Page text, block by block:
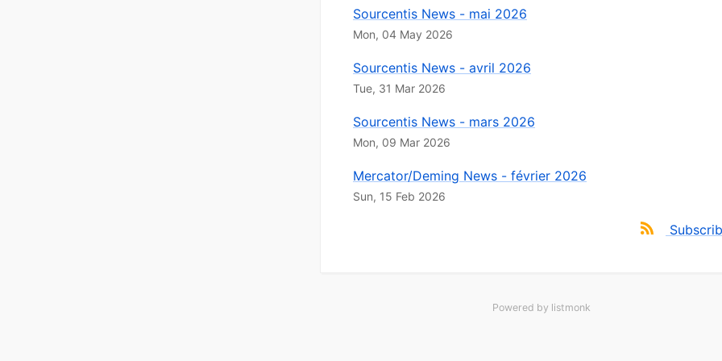
Sourcentis News - mai 2026
Mon, 04 May 2026
Sourcentis News - avril 2026
Tue, 31 Mar 2026
Sourcentis News - mars 2026
Mon, 09 Mar 2026
Mercator/Deming News - février 2026
Sun, 15 Feb 2026
Powered by listmonk